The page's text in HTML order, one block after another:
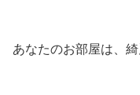
あなたのお部屋は、